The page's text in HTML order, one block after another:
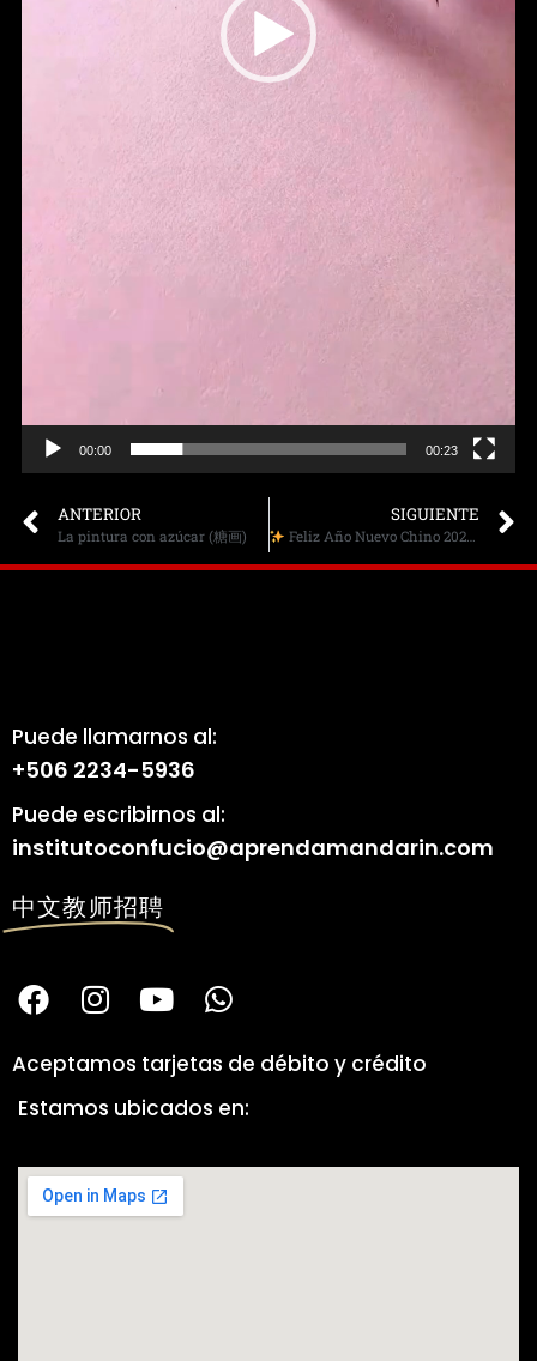
00:00 00:23
ANTERIOR
La pintura con azúcar (糖画)
SIGUIENTE
Feliz Año Nuevo Chino 2026 – Año del Caballo
Puede llamarnos al:
+506 2234-5936
Puede escribirnos al:
institutoconfucio@aprendamandarin.com
中文教师招聘
Aceptamos tarjetas de débito y crédito
Estamos ubicados en: